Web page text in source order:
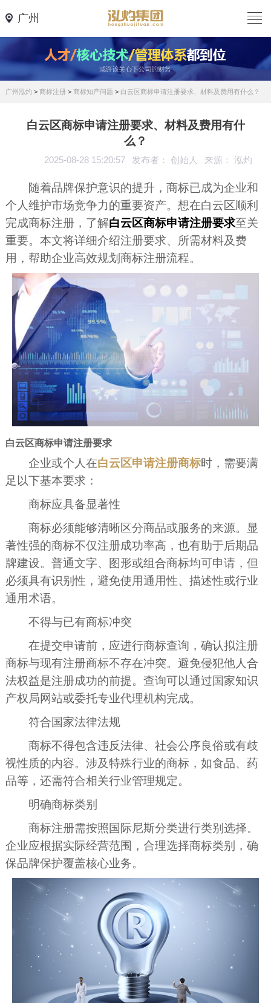
广州
广州泓灼 > 商标注册> 商标知产问题 > 白云区商标申请注册要求、材料及费用有什么？
白云区商标申请注册要求、材料及费用有什
么？
2025-08-28 15:20:57 发布者： 创始人 来源： 泓灼
随着品牌保护意识的提升，商标已成为企业和
个人维护市场竞争力的重要资产。想在白云区顺利
完成商标注册，了解白云区商标申请注册要求至关
重要。本文将详细介绍注册要求、所需材料及费
用，帮助企业高效规划商标注册流程。
白云区商标申请注册要求
企业或个人在白云区申请注册商标时，需要满
足以下基本要求：
商标应具备显著性
商标必须能够清晰区分商品或服务的来源。显
著性强的商标不仅注册成功率高，也有助于后期品
牌建设。普通文字、图形或组合商标均可申请，但
必须具有识别性，避免使用通用性、描述性或行业
通用术语。
不得与已有商标冲突
在提交申请前，应进行商标查询，确认拟注册
商标与现有注册商标不存在冲突。避免侵犯他人合
法权益是注册成功的前提。查询可以通过国家知识
产权局网站或委托专业代理机构完成。
符合国家法律法规
商标不得包含违反法律、社会公序良俗或有歧
视性质的内容。涉及特殊行业的商标，如食品、药
品等，还需符合相关行业管理规定。
明确商标类别
商标注册需按照国际尼斯分类进行类别选择。
企业应根据实际经营范围，合理选择商标类别，确
保品牌保护覆盖核心业务。